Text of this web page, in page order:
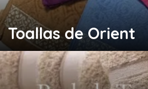
Toallas de Orient